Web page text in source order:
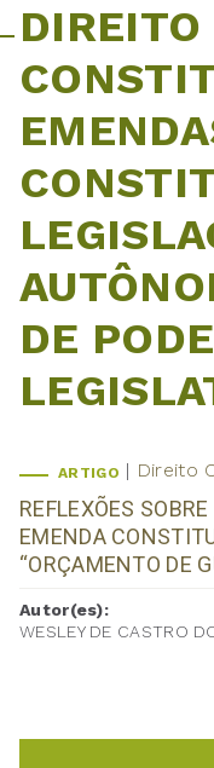
DIREITO
DE
ARTIGO Direito
REFLEXÕES
EMENDA
“ORÇAMENTO DE
Autor(es):
WESLEY DE CASTRO